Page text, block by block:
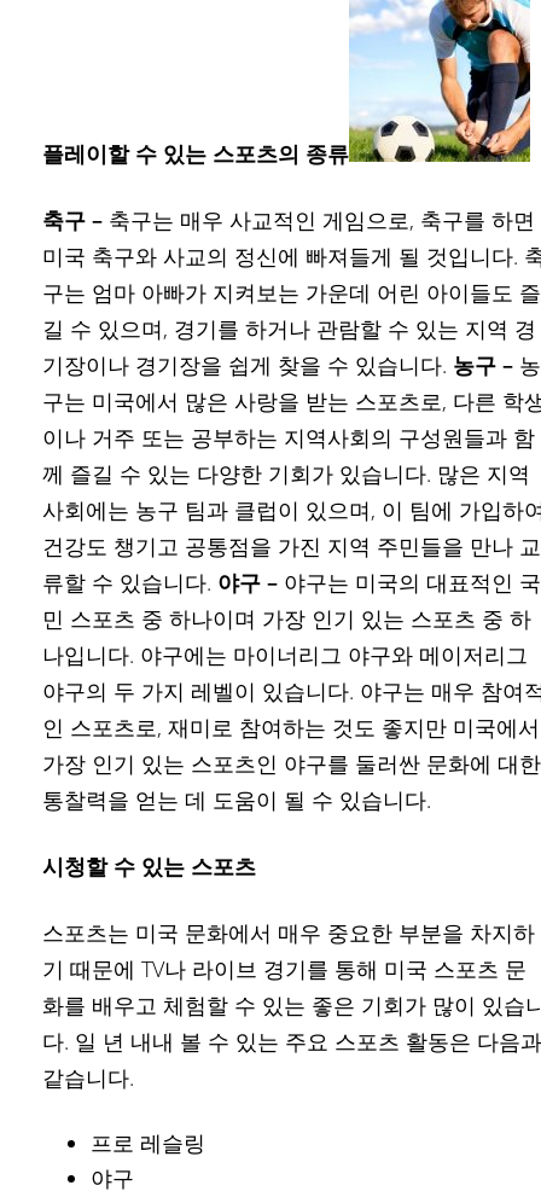
플레이할 수 있는 스포츠의 종류
축구 – 축구는 매우 사교적인 게임으로, 축구를 하면
미국 축구와 사교의 정신에 빠져들게 될 것입니다.
구는 엄마 아빠가 지켜보는 가운데 어린 아이들도 즐
길 수 있으며, 경기를 하거나 관람할 수 있는 지역 경
기장이나 경기장을 쉽게 찾을 수 있습니다. 농구 – 농
구는 미국에서 많은 사랑을 받는 스포츠로, 다른 학
이나 거주 또는 공부하는 지역사회의 구성원들과 함
께 즐길 수 있는 다양한 기회가 있습니다. 많은 지역
사회에는 농구 팀과 클럽이 있으며, 이 팀에 가입하
건강도 챙기고 공통점을 가진 지역 주민들을 만나 교
류할 수 있습니다. 야구 – 야구는 미국의 대표적인 국
민 스포츠 중 하나이며 가장 인기 있는 스포츠 중 하
나입니다. 야구에는 마이너리그 야구와 메이저리그
야구의 두 가지 레벨이 있습니다. 야구는 매우 참여
인 스포츠로, 재미로 참여하는 것도 좋지만 미국에서
가장 인기 있는 스포츠인 야구를 둘러싼 문화에 대한
통찰력을 얻는 데 도움이 될 수 있습니다.
시청할 수 있는 스포츠
스포츠는 미국 문화에서 매우 중요한 부분을 차지하
기 때문에 TV나 라이브 경기를 통해 미국 스포츠 문
화를 배우고 체험할 수 있는 좋은 기회가 많이 있습
다. 일 년 내내 볼 수 있는 주요 스포츠 활동은 다음과
같습니다.
프로 레슬링
야구